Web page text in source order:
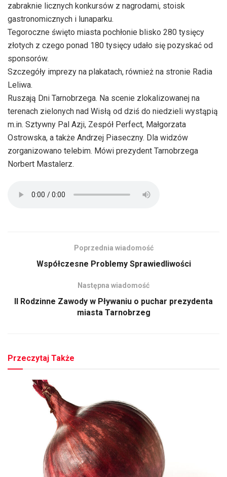
zabraknie licznych konkursów z nagrodami, stoisk
gastronomicznych i lunaparku.
Tegoroczne święto miasta pochłonie blisko 280 tysięcy
złotych z czego ponad 180 tysięcy udało się pozyskać od
sponsorów.
Szczegóły imprezy na plakatach, również na stronie Radia
Leliwa.
Ruszają Dni Tarnobrzega. Na scenie zlokalizowanej na
terenach zielonych nad Wisłą od dziś do niedzieli wystąpią
m.in. Sztywny Pal Azji, Zespół Perfect, Małgorzata
Ostrowska, a także Andrzej Piaseczny. Dla widzów
zorganizowano telebim. Mówi prezydent Tarnobrzega
Norbert Mastalerz.
Poprzednia wiadomość
Współczesne Problemy Sprawiedliwości
Następna wiadomość
II Rodzinne Zawody w Pływaniu o puchar prezydenta
miasta Tarnobrzeg
Przeczytaj Także